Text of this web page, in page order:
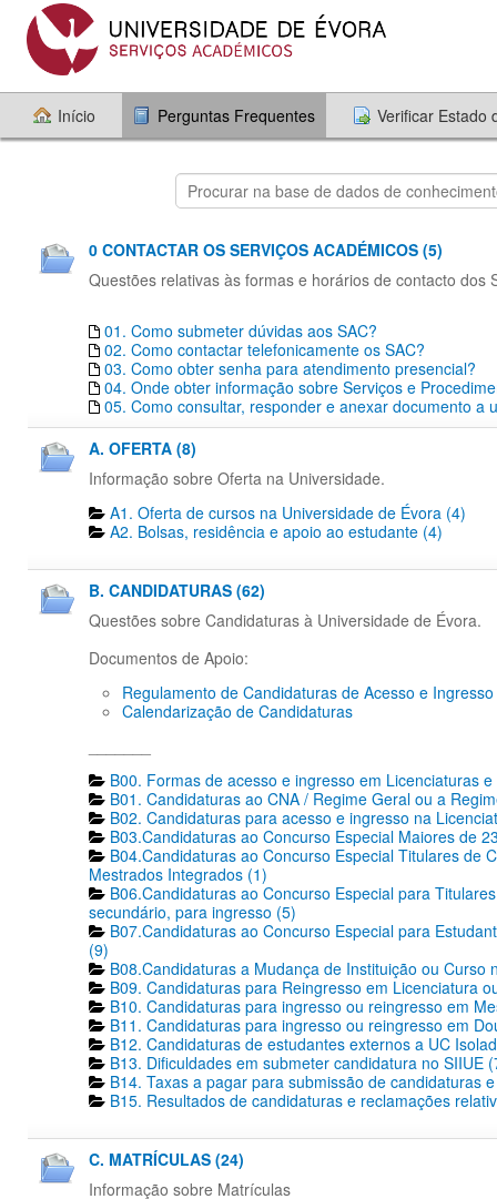
Início Perguntas Frequentes Verificar Estado
0 CONTACTAR OS SERVIÇOS ACADÉMICOS (5)
Questões relativas às formas e horários de contacto dos
01. Como submeter dúvidas aos SAC?
02. Como contactar telefonicamente os SAC?
03. Como obter senha para atendimento presencial?
04. Onde obter informação sobre Serviços e
05. Como consultar, responder e anexar documento a
A. OFERTA (8)
Informação sobre Oferta na Universidade.
A1. Oferta de cursos na Universidade de Évora (4)
A2. Bolsas, residência e apoio ao estudante (4)
B. CANDIDATURAS (62)
Questões sobre Candidaturas à Universidade de Évora.
Documentos de Apoio:
Regulamento de Candidaturas de Acesso e Ingresso
Calendarização de Candidaturas
B00. Formas de acesso e ingresso em Licenciaturas
B01. Candidaturas ao CNA / Regime Geral ou a
B02. Candidaturas para acesso e ingresso na
B03.Candidaturas ao Concurso Especial Maiores de
B04.Candidaturas ao Concurso Especial Titulares de
Mestrados Integrados (1)
B06.Candidaturas ao Concurso Especial para
secundário, para ingresso (5)
B07.Candidaturas ao Concurso Especial para
(9)
B08.Candidaturas a Mudança de Instituição ou
B09. Candidaturas para Reingresso em Licenciatura
B10. Candidaturas para ingresso ou reingresso em
B11. Candidaturas para ingresso ou reingresso em
B12. Candidaturas de estudantes externos a UC
B13. Dificuldades em submeter candidatura no SIIUE
B14. Taxas a pagar para submissão de candidaturas
B15. Resultados de candidaturas e reclamações
C. MATRÍCULAS (24)
Informação sobre Matrículas